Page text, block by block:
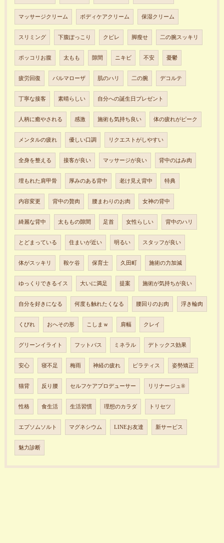
マッサージクリーム ボディケアクリーム 保湿クリーム
スリミング 下腹ぽっこり クビレ 脚瘦せ 二の腕スッキリ
ポッコリお腹 太もも 隙間 ニキビ 不安 憂鬱
疲労回復 パルマローザ 肌のハリ 二の腕 デコルテ
丁寧な接客 素晴らしい 自分への誕生日プレゼント
人柄に癒やされる 感激 施術も気持ち良い 体の疲れがピーク
メンタルの疲れ 優しい口調 リクエストがしやすい
全身を整える 接客が良い マッサージが良い 背中のはみ肉
埋もれた肩甲骨 厚みのある背中 老け見え背中 特典
内容変更 背中の贅肉 腰まわりのお肉 女神の背中
綺麗な背中 太ももの隙間 足首 女性らしい 背中のハリ
とどまっている 住まいが近い 明るい スタッフが良い
体がスッキリ 鞍ケ谷 保育士 久田町 施術の力加減
ゆっくりできるイス 大いに満足 提案 施術が気持ちが良い
自分を好きになる 何度も触れたくなる 腰回りのお肉 浮き輪肉
くびれ おへその形 こしまｗ 肩幅 クレイ
グリーンイライト フットバス ミネラル デトックス効果
安心 寝不足 梅雨 神経の疲れ ピラティス 姿勢矯正
猫背 反り腰 セルフケアプロデューサー リリナージュ®︎
性格 食生活 生活習慣 理想のカラダ トリセツ
エプソムソルト マグネシウム LINEお友達 新サービス
魅力診断